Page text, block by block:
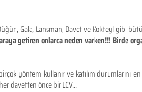
Gala, Lansman, Davet ve Kokteyl gibi
getiren onlarca neden varken!!! Birde
yöntem kullanır ve katılım durumlarını en
davetten önce bir LCV...